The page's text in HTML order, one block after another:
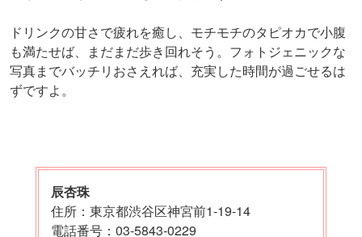
ドリンクの甘さで疲れを癒し、モチモチのタピオカで小腹
も満たせば、まだまだ歩き回れそう。フォトジェニックな
写真までバッチリおさえれば、充実した時間が過ごせるは
ずですよ。
辰杏珠
住所：東京都渋谷区神宮前1-19-14
電話番号：03-5843-0229